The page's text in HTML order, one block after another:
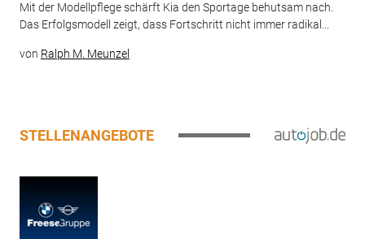
Mit der Modellpflege schärft Kia den Sportage behutsam nach.
Das Erfolgsmodell zeigt, dass Fortschritt nicht immer radikal...
von Ralph M. Meunzel
STELLENANGEBOTE